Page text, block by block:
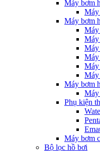
Máy bơm
Máy
Máy bơm
Máy
Máy
Máy
Máy bơm
Máy
Phụ kiện
Máy bơm
Bộ lọc hồ bơi